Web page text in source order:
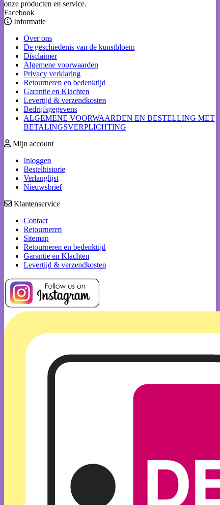
onze producten en service.
Facebook
Informatie
Over ons
De geschiedenis van de kunstbloem
Disclaimer
Algemene voorwaarden
Privacy verklaring
Retourneren en bedenktijd
Garantie en Klachten
Levertijd & verzendkosten
Bedrijfsgegevens
ALGEMENE VOORWAARDEN EN BESTELLING MET
BETALINGSVERPLICHTING
Mijn account
Inloggen
Bestelhistorie
Verlanglijst
Nieuwsbrief
Klantenservice
Contact
Retourneren
Sitemap
Retourneren en bedenktijd
Garantie en Klachten
Levertijd & verzendkosten